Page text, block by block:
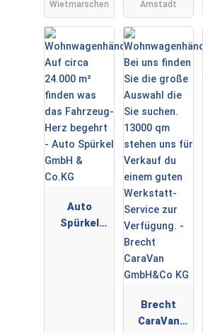
Wietmarschen
TT
PREMIUMPA
RTNER
Arnstadt
Auto
Spürkel
Brecht
CaraVan